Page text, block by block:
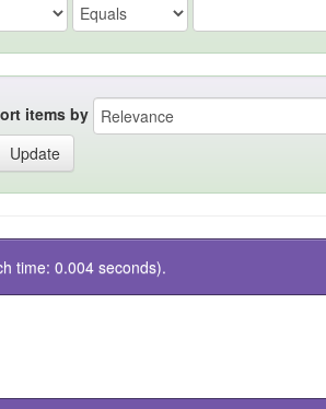
items by
time: 0.004 seconds).